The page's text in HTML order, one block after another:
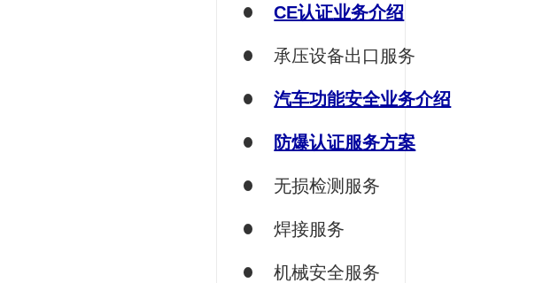
CE认证业务介绍
承压设备出口服务
汽车功能安全业务介绍
防爆认证服务方案
无损检测服务
焊接服务
机械安全服务